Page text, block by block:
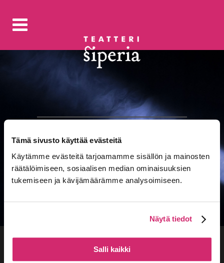
Tämä sivusto käyttää evästeitä
Käytämme evästeitä tarjoamamme sisällön ja mainosten
räätälöimiseen, sosiaalisen median ominaisuuksien
tukemiseen ja kävijämäärämme analysoimiseen.
Näytä tiedot
Salli kaikki